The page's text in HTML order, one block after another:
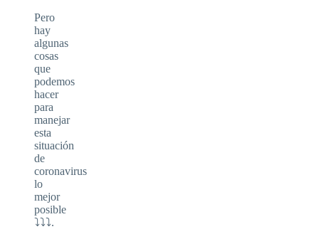
Pero
hay
algunas
cosas
que
podemos
hacer
para
manejar
esta
situación
de
coronavirus
lo
mejor
posible
⤵⤵⤵.